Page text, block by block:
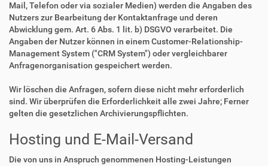
Mail, Telefon oder via sozialer Medien) werden die Angaben des
Nutzers zur Bearbeitung der Kontaktanfrage und deren
Abwicklung gem. Art. 6 Abs. 1 lit. b) DSGVO verarbeitet. Die
Angaben der Nutzer können in einem Customer-Relationship-
Management System ("CRM System") oder vergleichbarer
Anfragenorganisation gespeichert werden.
Wir löschen die Anfragen, sofern diese nicht mehr erforderlich
sind. Wir überprüfen die Erforderlichkeit alle zwei Jahre; Ferner
gelten die gesetzlichen Archivierungspflichten.
Hosting und E-Mail-Versand
Die von uns in Anspruch genommenen Hosting-Leistungen